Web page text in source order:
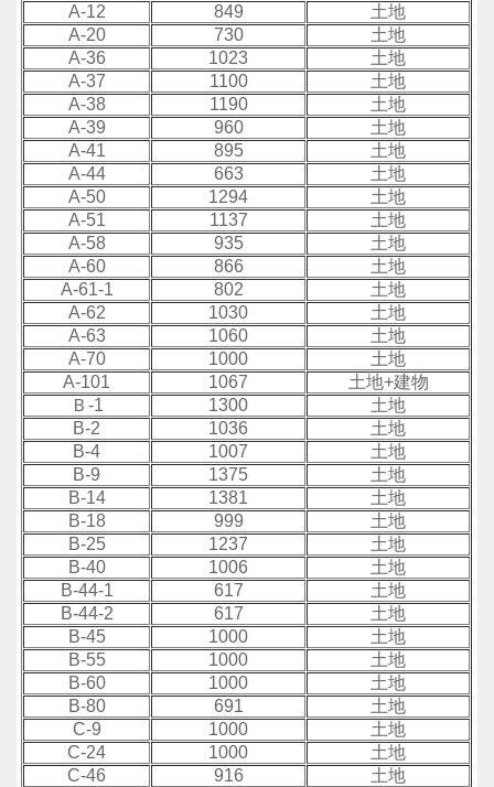
A-12
849
土地
A-20
730
土地
A-36
1023
土地
A-37
1100
土地
A-38
1190
土地
A-39
960
土地
A-41
895
土地
A-44
663
土地
A-50
1294
土地
A-51
1137
土地
A-58
935
土地
A-60
866
土地
A-61-1
802
土地
A-62
1030
土地
A-63
1060
土地
A-70
1000
土地
A-101
1067
土地+建物
Ｂ-1
1300
土地
B-2
1036
土地
B-4
1007
土地
B-9
1375
土地
B-14
1381
土地
B-18
999
土地
B-25
1237
土地
B-40
1006
土地
B-44-1
617
土地
B-44-2
617
土地
B-45
1000
土地
B-55
1000
土地
B-60
1000
土地
B-80
691
土地
C-9
1000
土地
C-24
1000
土地
C-46
916
土地